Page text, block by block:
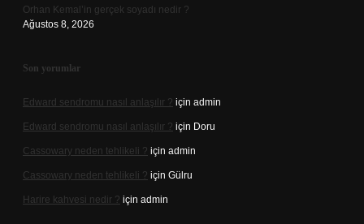
Orhan Kemal’in gerçek soyadı nedir ?
Ağustos 8, 2026
Son yorumlar
Edward sendromu nasıl anlaşılır ? için admin
Edward sendromu nasıl anlaşılır ? için Doru
Cassowary neden tehlikeli ? için admin
Cassowary neden tehlikeli ? için Gülru
Harire kahvesi nedir ? için admin